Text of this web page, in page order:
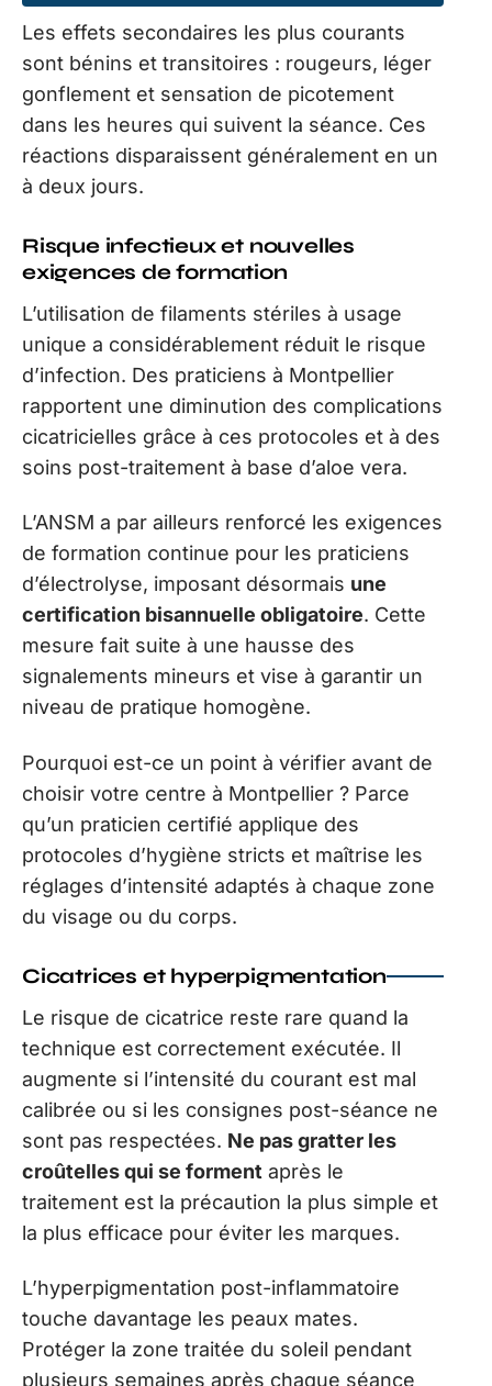
Les effets secondaires les plus courants
sont bénins et transitoires : rougeurs, léger
gonflement et sensation de picotement
dans les heures qui suivent la séance. Ces
réactions disparaissent généralement en un
à deux jours.
Risque infectieux et nouvelles
exigences de formation
L’utilisation de filaments stériles à usage
unique a considérablement réduit le risque
d’infection. Des praticiens à Montpellier
rapportent une diminution des complications
cicatricielles grâce à ces protocoles et à des
soins post-traitement à base d’aloe vera.
L’ANSM a par ailleurs renforcé les exigences
de formation continue pour les praticiens
d’électrolyse, imposant désormais une
certification bisannuelle obligatoire. Cette
mesure fait suite à une hausse des
signalements mineurs et vise à garantir un
niveau de pratique homogène.
Pourquoi est-ce un point à vérifier avant de
choisir votre centre à Montpellier ? Parce
qu’un praticien certifié applique des
protocoles d’hygiène stricts et maîtrise les
réglages d’intensité adaptés à chaque zone
du visage ou du corps.
Cicatrices et hyperpigmentation
Le risque de cicatrice reste rare quand la
technique est correctement exécutée. Il
augmente si l’intensité du courant est mal
calibrée ou si les consignes post-séance ne
sont pas respectées. Ne pas gratter les
croûtelles qui se forment après le
traitement est la précaution la plus simple et
la plus efficace pour éviter les marques.
L’hyperpigmentation post-inflammatoire
touche davantage les peaux mates.
Protéger la zone traitée du soleil pendant
plusieurs semaines après chaque séance